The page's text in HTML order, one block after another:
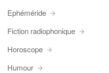
Ephéméride
Fiction radiophonique
Horoscope
Humour